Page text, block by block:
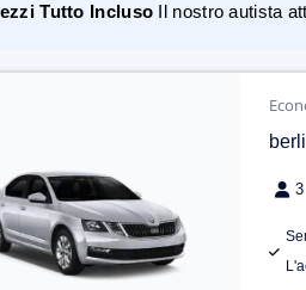
Tutto Incluso Il nostro autista
3